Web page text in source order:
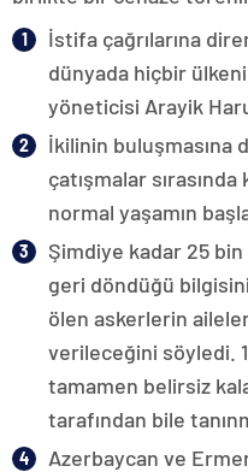
İstifa çağrılarına
dünyada hiçbir
yöneticisi Arayik
İkilinin buluşmasına
çatışmalar
normal yaşamın
Şimdiye kadar 25 bin
geri döndüğü
ölen askerlerin
verileceğini söyledi.
tamamen belirsiz
tarafından bile
Azerbaycan ve